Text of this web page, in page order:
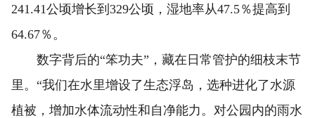
241.41公顷增长到329公顷，湿地率从47.5％提高到
64.67％。
数字背后的“笨功夫”，藏在日常管护的细枝末节
里。“我们在水里增设了生态浮岛，选种进化了水源
植被，增加水体流动性和自净能力。对公园内的雨水